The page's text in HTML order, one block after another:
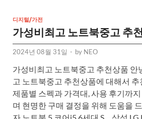
디지털/가전
가성비최고 노트북중고 추
2024년 08월 31일 - by NEO
가성비최고 노트북중고 추천상품 안
고 노트북중고 추천상품에 대해서
제품별 스펙과 가격대, 사용 후기까
며 현명한 구매 결정을 위해 도움을